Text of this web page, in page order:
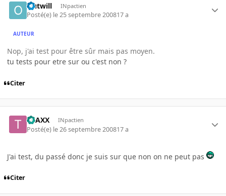
Outwill INpactien
Posté(e) le 25 septembre 200817 a
AUTEUR
Nop, j'ai test pour être sûr mais pas moyen.
tu tests pour etre sur ou c'est non ?
Citer
TRAXX INpactien
Posté(e) le 26 septembre 200817 a
J'ai test, du passé donc je suis sur que non on ne peut pas
Citer